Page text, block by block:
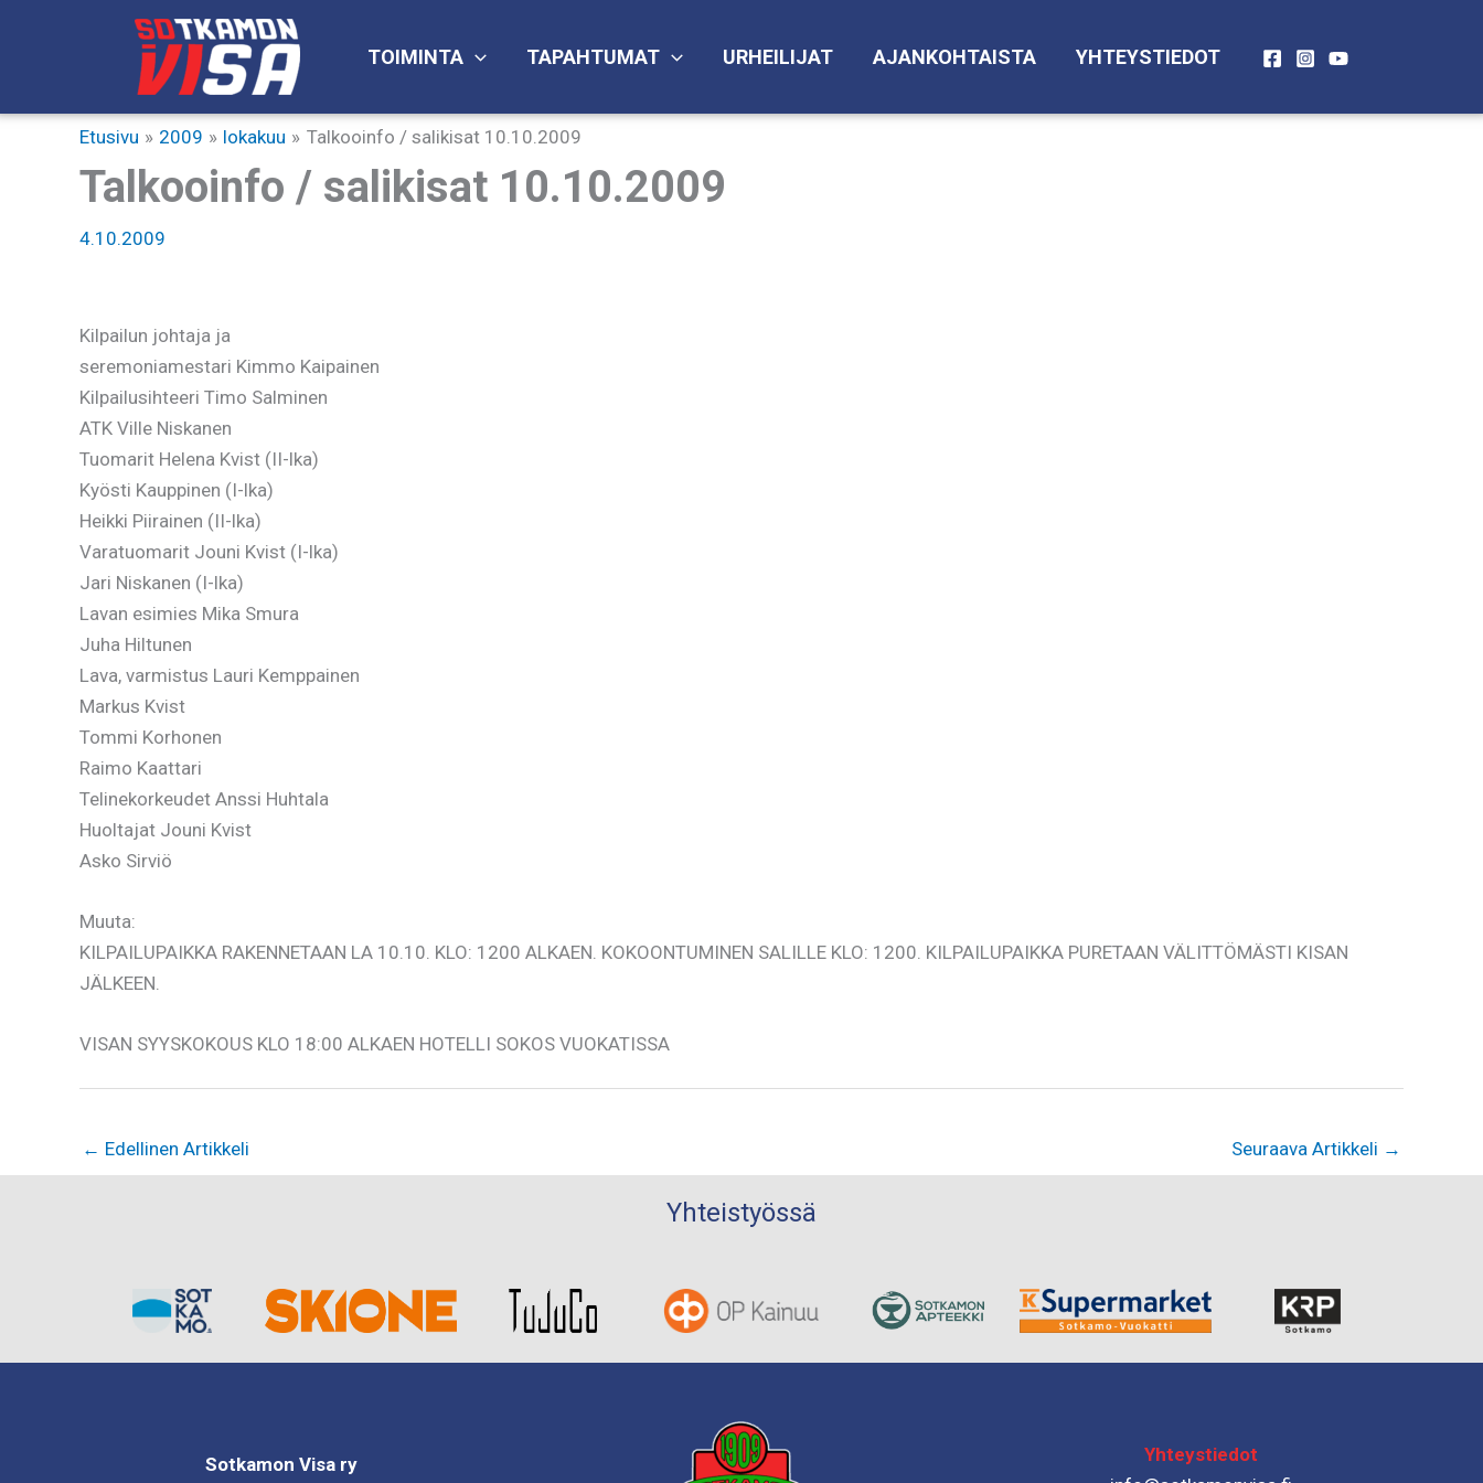
TOIMINTA TAPAHTUMAT URHEILIJAT AJANKOHTAISTA YHTEYSTIEDOT
Etusivu 2009 lokakuu Talkooinfo / salikisat 10.10.2009
Talkooinfo / salikisat 10.10.2009
4.10.2009
Kilpailun johtaja ja
seremoniamestari Kimmo Kaipainen
Kilpailusihteeri Timo Salminen
ATK Ville Niskanen
Tuomarit Helena Kvist (II-lka)
Kyösti Kauppinen (I-lka)
Heikki Piirainen (II-lka)
Varatuomarit Jouni Kvist (I-lka)
Jari Niskanen (I-lka)
Lavan esimies Mika Smura
Juha Hiltunen
Lava, varmistus Lauri Kemppainen
Markus Kvist
Tommi Korhonen
Raimo Kaattari
Telinekorkeudet Anssi Huhtala
Huoltajat Jouni Kvist
Asko Sirviö
Muuta:
KILPAILUPAIKKA RAKENNETAAN LA 10.10. KLO: 1200 ALKAEN. KOKOONTUMINEN SALILLE KLO: 1200. KILPAILUPAIKKA PURETAAN VÄLITTÖMÄSTI KISAN
JÄLKEEN.
VISAN SYYSKOKOUS KLO 18:00 ALKAEN HOTELLI SOKOS VUOKATISSA
← Edellinen Artikkeli Seuraava Artikkeli →
Yhteistyössä
Sotkamon Visa ry
Yhteystiedot